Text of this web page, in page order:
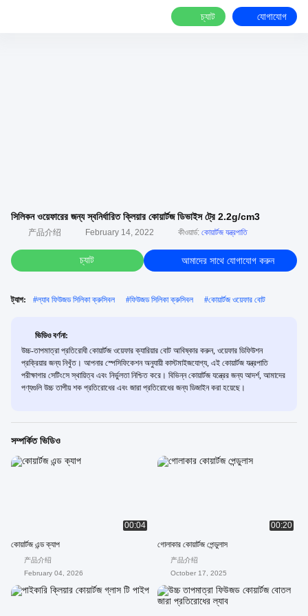
চ্যাট যোগাযোগ
সিলিকন ওয়েফারের জন্য স্বনির্ধারিত ক্লিয়ার কোয়ার্টজ ডিভাইস ট্রে 2.2g/cm3
产品介绍 February 14, 2022 কীওয়ার্ড: কোয়ার্টজ যন্ত্রপাতি
চ্যাট আমাদের সাথে যোগাযোগ করুন
ট্যাগ: #ল্যাব ফিউজড সিলিকা ক্রুসিবল #ফিউজড সিলিকা ক্রুসিবল #কোয়ার্টজ ওয়েফার বোট
ভিডিও বর্ণনা:
উচ্চ-তাপমাত্রা প্রতিরোধী কোয়ার্টজ ওয়েফার ক্যারিয়ার বোট আবিষ্কার করুন, ওয়েফার ডিফিউশন
প্রক্রিয়ার জন্য নিখুঁত। আপনার স্পেসিফিকেশন অনুযায়ী কাস্টমাইজযোগ্য, এই কোয়ার্টজ যন্ত্রপাতি
পরীক্ষাগার সেটিংসে স্থায়িত্ব এবং নির্ভুলতা নিশ্চিত করে। বিভিন্ন কোয়ার্টজ যন্ত্রের জন্য আদর্শ, আমাদের
পণ্যগুলি উচ্চ তাপীয় শক প্রতিরোধের এবং জারা প্রতিরোধের জন্য ডিজাইন করা হয়েছে।
সম্পর্কিত ভিডিও
00:04
কোয়ার্টজ এন্ড ক্যাপ
产品介绍
February 04, 2026
00:20
গোলাকার কোয়ার্টজ পেন্ডুলাস
产品介绍
October 17, 2025